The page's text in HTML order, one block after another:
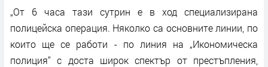
„От 6 часа тази сутрин е в ход специализирана
полицейска операция. Няколко са основните линии, по
които ще се работи - по линия на „Икономическа
полиция“ с доста широк спектър от престъпления,